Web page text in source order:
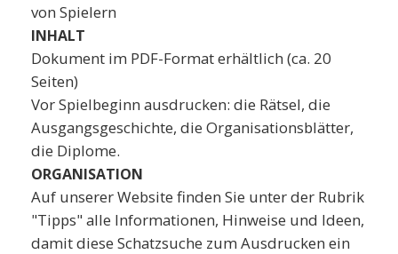
von Spielern
INHALT
Dokument im PDF-Format erhältlich (ca. 20
Seiten)
Vor Spielbeginn ausdrucken: die Rätsel, die
Ausgangsgeschichte, die Organisationsblätter,
die Diplome.
ORGANISATION
Auf unserer Website finden Sie unter der Rubrik
"Tipps" alle Informationen, Hinweise und Ideen,
damit diese Schatzsuche zum Ausdrucken ein